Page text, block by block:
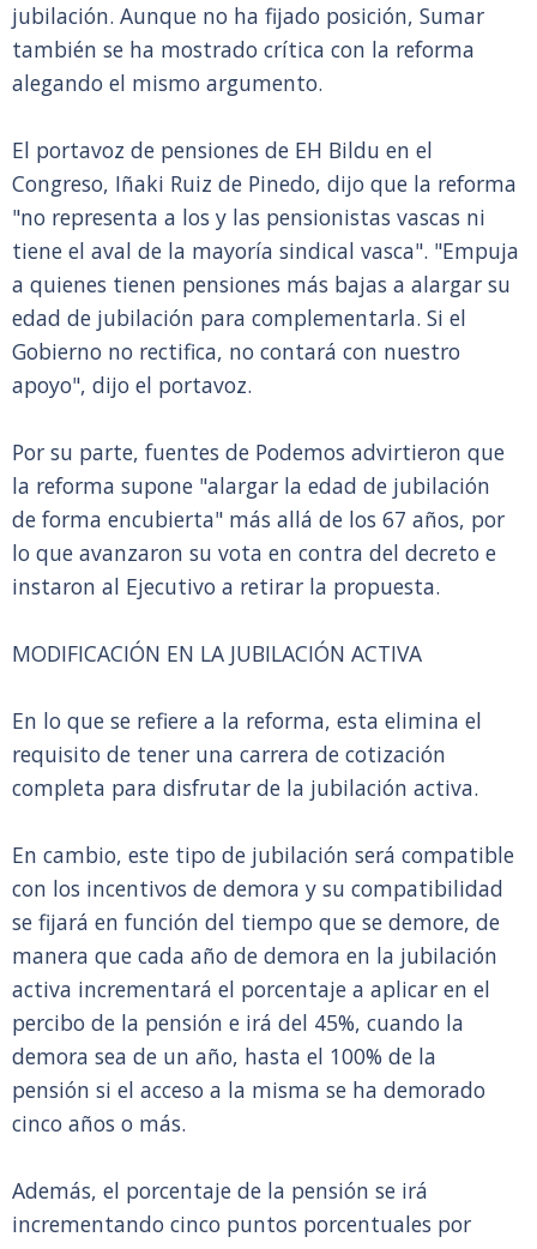
jubilación. Aunque no ha fijado posición, Sumar
también se ha mostrado crítica con la reforma
alegando el mismo argumento.
El portavoz de pensiones de EH Bildu en el
Congreso, Iñaki Ruiz de Pinedo, dijo que la reforma
"no representa a los y las pensionistas vascas ni
tiene el aval de la mayoría sindical vasca". "Empuja
a quienes tienen pensiones más bajas a alargar su
edad de jubilación para complementarla. Si el
Gobierno no rectifica, no contará con nuestro
apoyo", dijo el portavoz.
Por su parte, fuentes de Podemos advirtieron que
la reforma supone "alargar la edad de jubilación
de forma encubierta" más allá de los 67 años, por
lo que avanzaron su vota en contra del decreto e
instaron al Ejecutivo a retirar la propuesta.
MODIFICACIÓN EN LA JUBILACIÓN ACTIVA
En lo que se refiere a la reforma, esta elimina el
requisito de tener una carrera de cotización
completa para disfrutar de la jubilación activa.
En cambio, este tipo de jubilación será compatible
con los incentivos de demora y su compatibilidad
se fijará en función del tiempo que se demore, de
manera que cada año de demora en la jubilación
activa incrementará el porcentaje a aplicar en el
percibo de la pensión e irá del 45%, cuando la
demora sea de un año, hasta el 100% de la
pensión si el acceso a la misma se ha demorado
cinco años o más.
Además, el porcentaje de la pensión se irá
incrementando cinco puntos porcentuales por